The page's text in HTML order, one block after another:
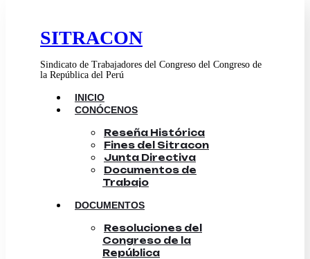
SITRACON
Sindicato de Trabajadores del Congreso del Congreso de
la República del Perú
INICIO
CONÓCENOS
Reseña Histórica
Fines del Sitracon
Junta Directiva
Documentos de
Trabajo
DOCUMENTOS
Resoluciones del
Congreso de la
República